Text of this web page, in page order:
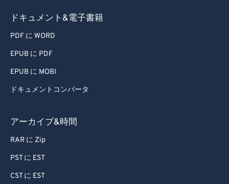
ドキュメント&電子書籍
PDF に WORD
EPUB に PDF
EPUB に MOBI
ドキュメントコンバータ
アーカイブ&時間
RAR に Zip
PST に EST
CST に EST